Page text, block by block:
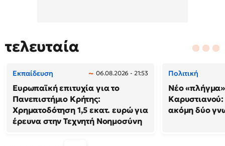
τελευταία
Εκπαίδευση 06.08.2026 - 21:53
Ευρωπαϊκή επιτυχία για το
Πανεπιστήμιο Κρήτης:
Χρηματοδότηση 1,5 εκατ. ευρώ για
έρευνα στην Τεχνητή Νοημοσύνη
Πολιτική
Νέο
ακόμη δύο